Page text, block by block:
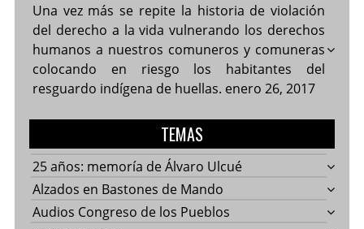
Una vez más se repite la historia de violación
del derecho a la vida vulnerando los derechos
humanos a nuestros comuneros y comuneras
colocando en riesgo los habitantes del
resguardo indígena de huellas. enero 26, 2017
TEMAS
25 años: memoría de Álvaro Ulcué
Alzados en Bastones de Mando
Audios Congreso de los Pueblos